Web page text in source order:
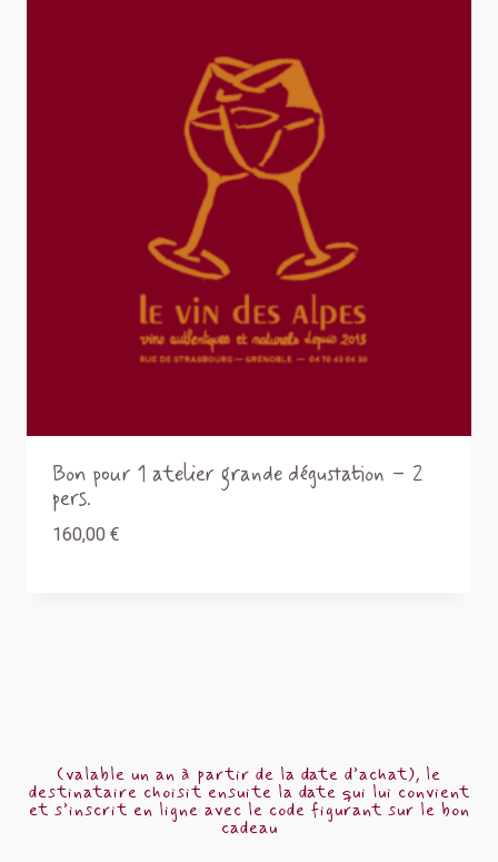
Bon pour 1 atelier grande dégustation – 2
pers.
160,00 €
(valable un an à partir de la date d’achat), le
destinataire choisit ensuite la date qui lui convient
et s’inscrit en ligne avec le code figurant sur le bon
cadeau